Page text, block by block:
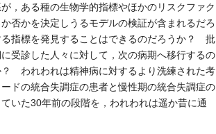
，ある種の生物学的指標やほかのリスクファク
否かを決定しうるモデルの検証が含まれるだろ
指標を発見することはできるのだろうか？ 批
受診した人々に対して，次の病期へ移行するの
われわれは精神病に対するより洗練された考
ドの統合失調症の患者と慢性期の統合失調症の
いた30年前の段階を，われわれは遥か昔に通